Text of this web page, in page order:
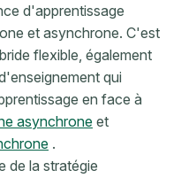
d'apprentissage
et asynchrone. C'est
flexible, également
qui
en face à
asynchrone et
.
de la stratégie